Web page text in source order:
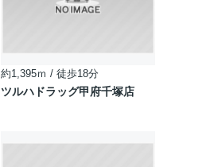
約1,395ｍ / 徒歩18分
ツルハドラッグ甲府千塚店